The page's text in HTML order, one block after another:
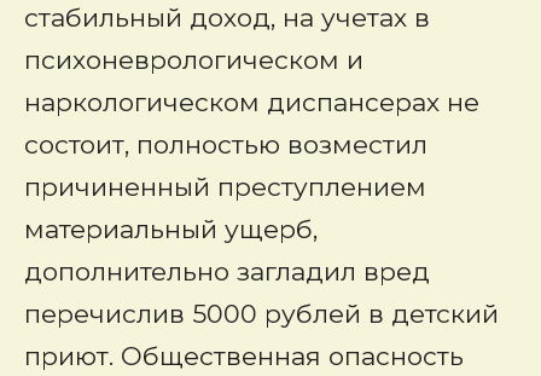
стабильный доход, на учетах в
психоневрологическом и
наркологическом диспансерах не
состоит, полностью возместил
причиненный преступлением
материальный ущерб,
дополнительно загладил вред
перечислив 5000 рублей в детский
приют. Общественная опасность